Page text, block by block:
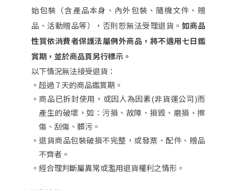
始包裝（含產品本身、內外包裝、隨機文件、贈
品、活動贈品等），否則恕無法受理退貨。 如商品
性質依消費者保護法屬例外商品，將不適用七日鑑
賞期，並於商品頁另行標示。
以下情況無法接受退貨：
。超過 7 天的商品鑑賞期。
。 商品已拆封使用，或因人為因素(非貨運公司)而
產生的破壞，如：污損、故障、損毀、磨損、擦
傷、刮傷、髒污。
。退貨商品包裝破損不完整，或發票、配件、贈品
不齊者。
。經合理判斷屬異常或濫用退貨權利之情形。